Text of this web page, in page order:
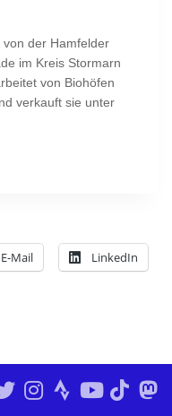
der Hamfelder
im Kreis Stormarn
von Biohöfen
verkauft sie unter
E-Mail LinkedIn